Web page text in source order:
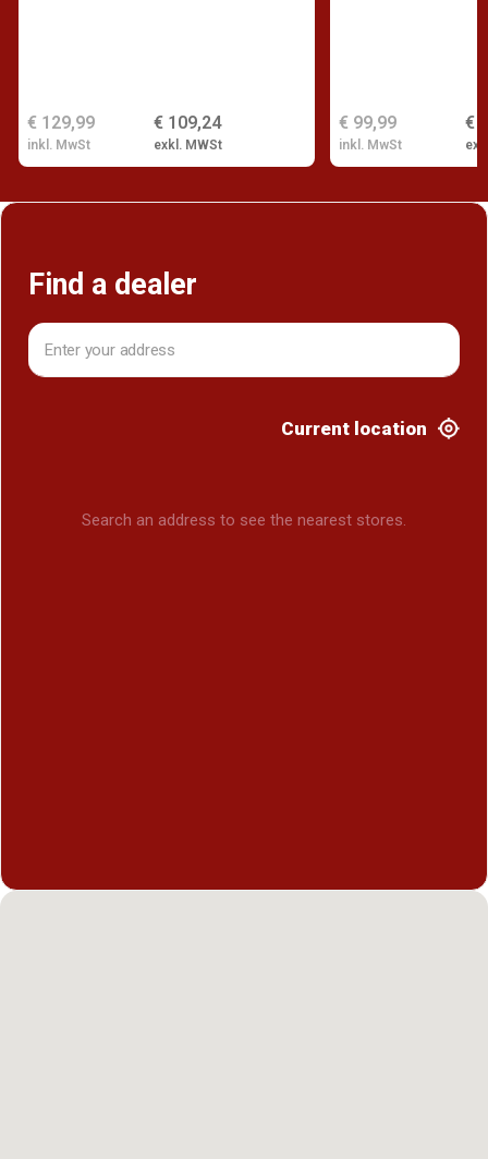
€ 109,24
exkl. MWSt
€ 129,99
inkl. MwSt
€
€ 99,99
inkl. MwSt
Find a dealer
Current location
Search an address to see the nearest stores.